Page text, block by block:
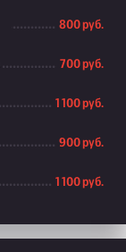
800 руб.
700 руб.
1 100 руб.
900 руб.
1 100 руб.